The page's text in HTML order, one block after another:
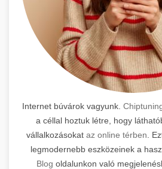
Internet búvárok vagyunk.
a céllal hoztuk létre, hogy
vállalkozásokat az online térben .
legmodernebb eszközeinek a
Blog oldalunkon való